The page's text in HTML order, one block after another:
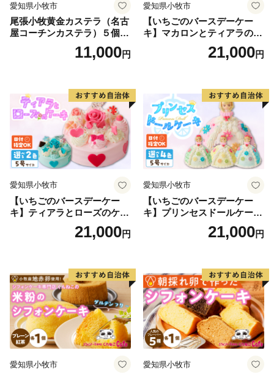
愛知県小牧市
尾張小牧黄金カステラ（名古
屋コーチンカステラ）５個入
名古屋コーチン カステラ ザ
ラメ 常温 愛知県 小牧市 アン
11,000円
愛知県小牧市
【いちごのバースデーケー
キ】マカロンとティアラのケ
ーキ スイーツ 日時指定可 デ
ザート 洋菓子 お取り寄せ 愛
デコレーションケーキ ホー
ルケーキ
21,000円
愛知県小牧市
【いちごのバースデーケー
キ】ティアラとローズのケー
キ スイーツ デザート 洋菓
子 お取り寄せ 愛知県 小牧市
レーション ホールケーキ 日
時指定可
21,000円
愛知県小牧市
【いちごのバースデーケー
キ】プリンセスドールケーキ
日時指定可 スイーツ デザー
ト 洋菓子 お取り寄せ 愛知県
デコレーションケーキ ホー
ルケーキ 人形 かわいい こど
も
21,000円
愛知県小牧市 愛知県小牧市